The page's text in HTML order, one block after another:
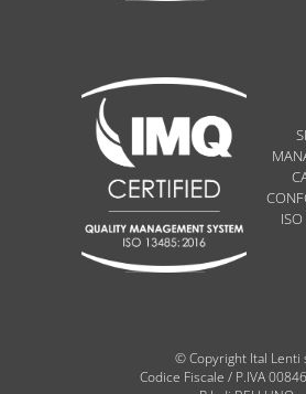
© Copyright Ital Lenti
Codice Fiscale / P.IVA